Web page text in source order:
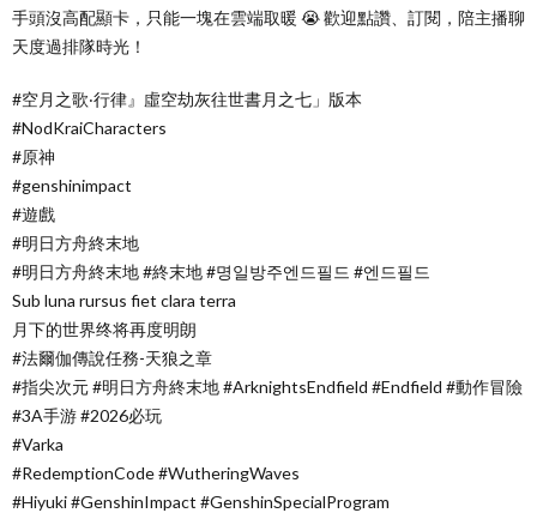
手頭沒高配顯卡，只能一塊在雲端取暖 😭 歡迎點讚、訂閱，陪主播聊
天度過排隊時光！
#空月之歌‧行律』虛空劫灰往世書月之七」版本
#NodKraiCharacters
#原神
#genshinimpact
#遊戲
#明日方舟終末地
#明日方舟終末地 #終末地 #명일방주엔드필드 #엔드필드
Sub luna rursus fiet clara terra
月下的世界终将再度明朗
#法爾伽傳說任務-天狼之章
#指尖次元 #明日方舟終末地 #ArknightsEndfield #Endfield #動作冒險
#3A手游 #2026必玩
#Varka
#RedemptionCode #WutheringWaves
#Hiyuki #GenshinImpact #GenshinSpecialProgram